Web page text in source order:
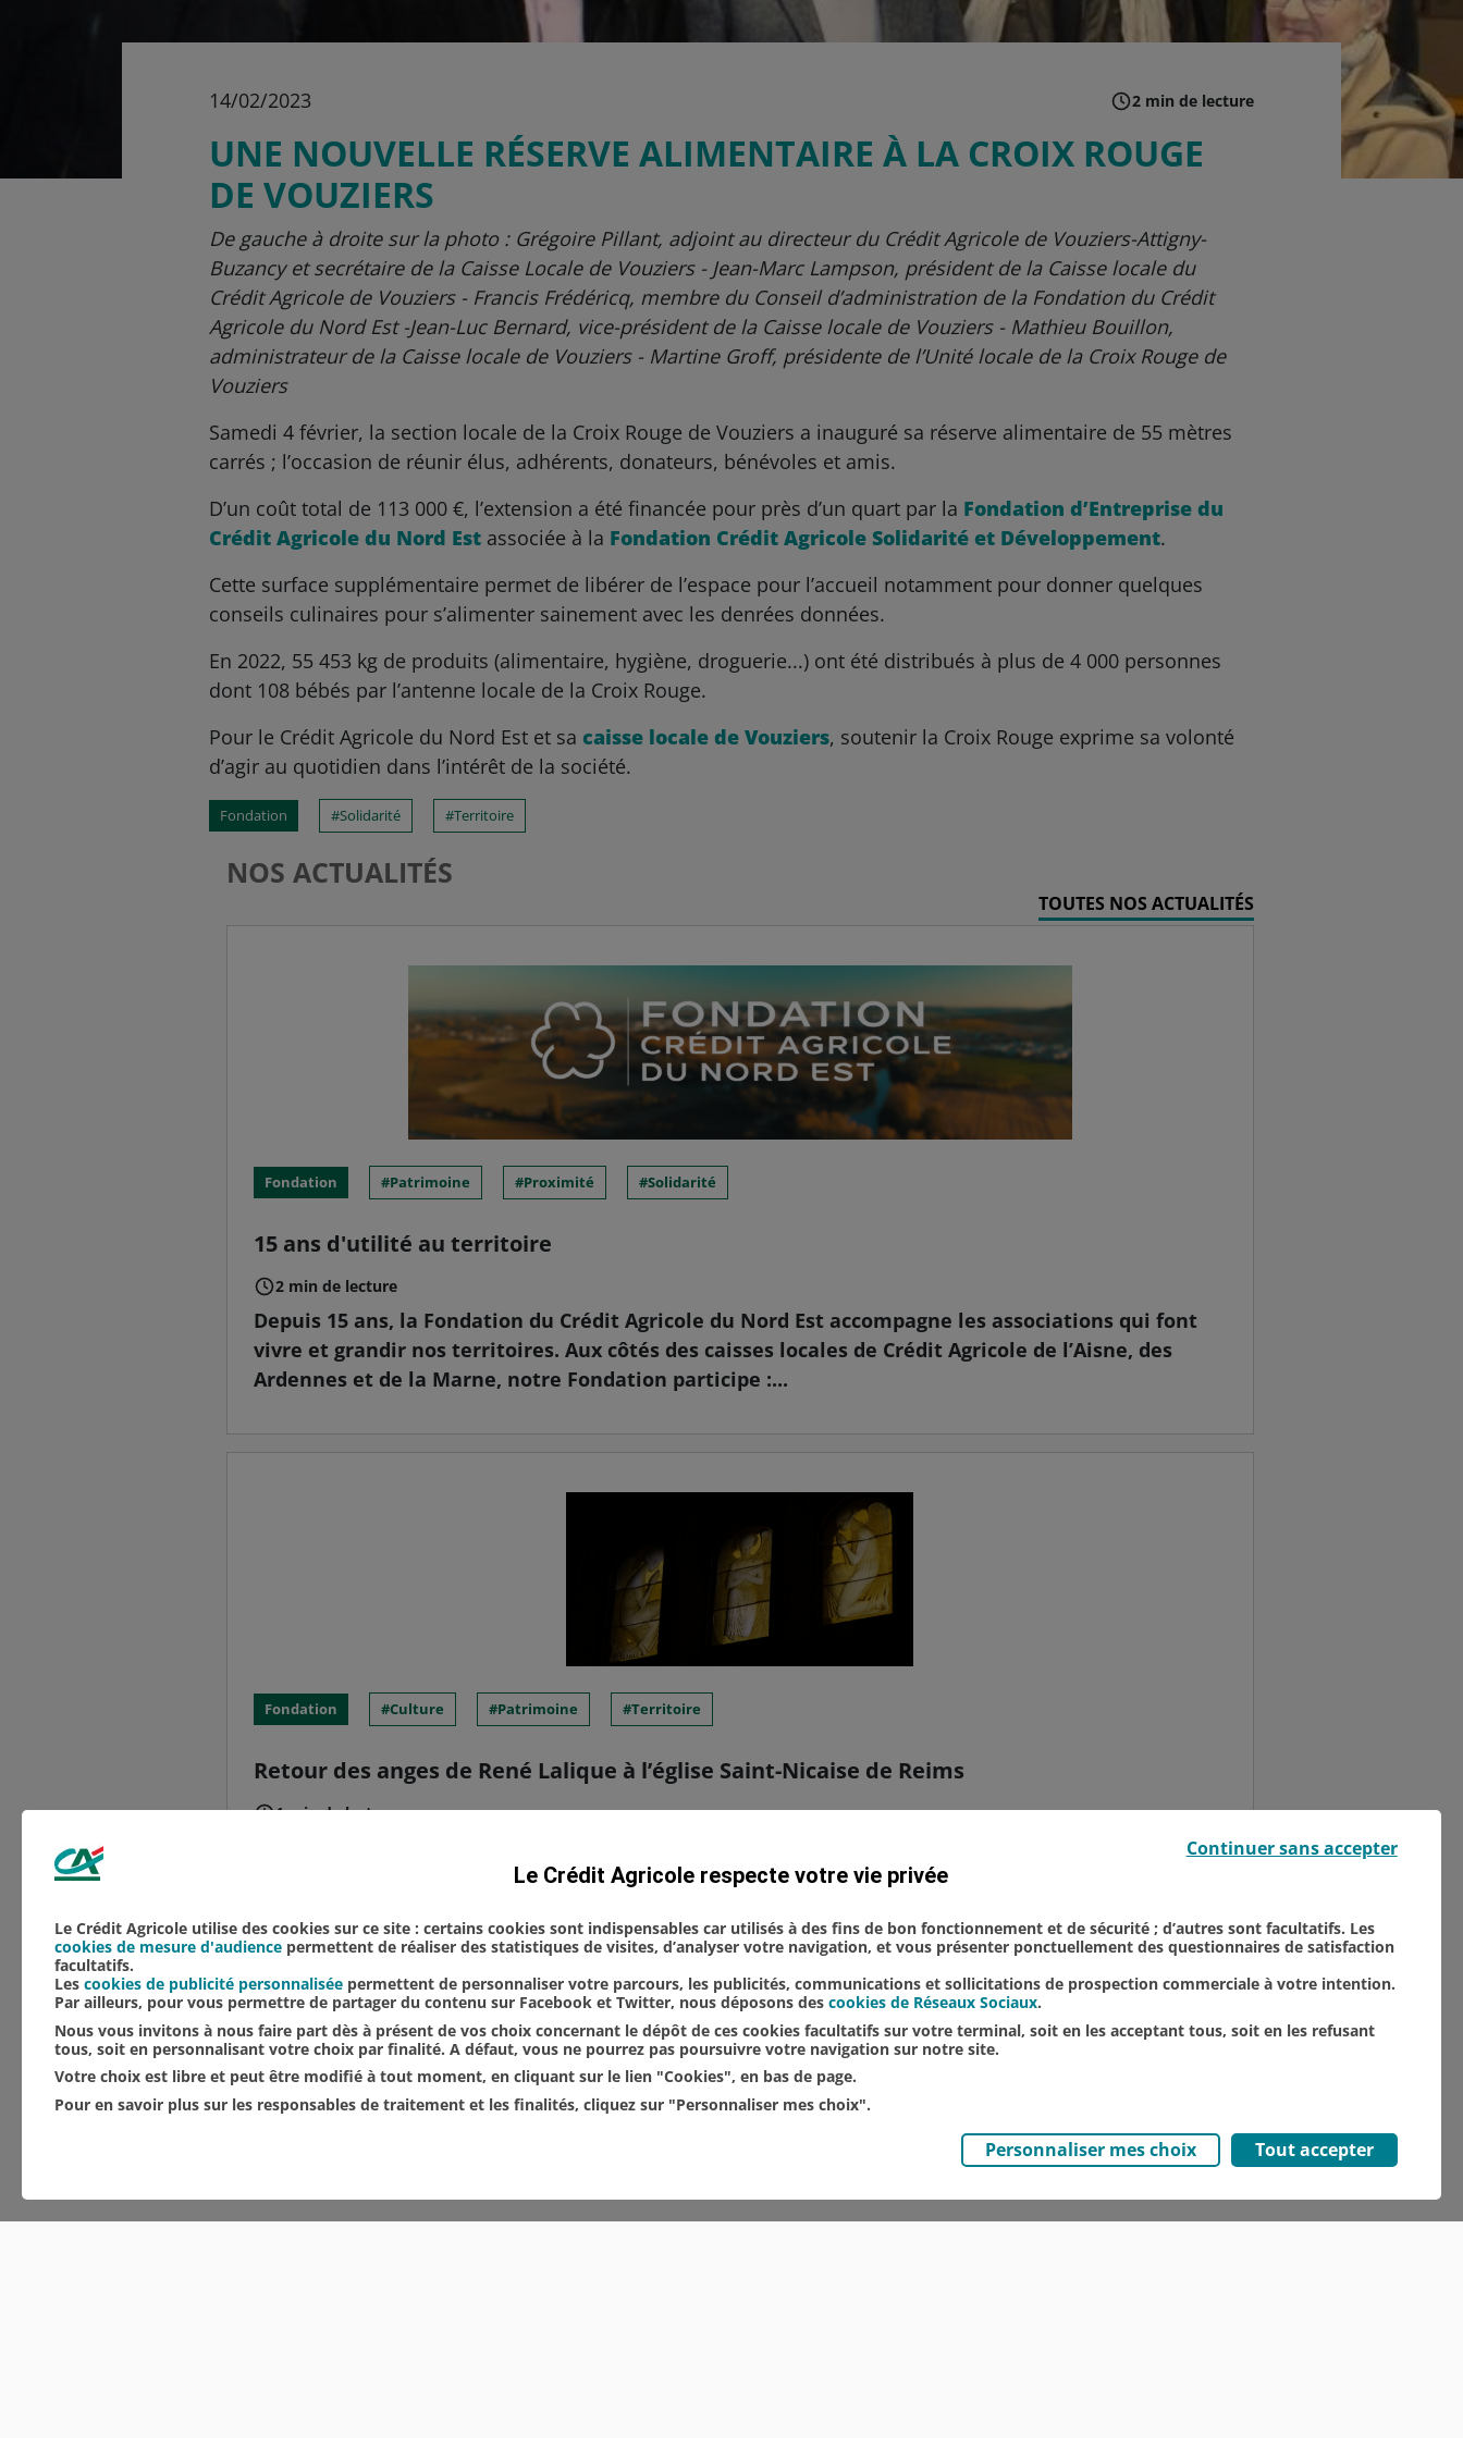
14/02/2023 2 min de lecture
UNE NOUVELLE RÉSERVE ALIMENTAIRE À LA CROIX ROUGE
DE VOUZIERS
De gauche à droite sur la photo : Grégoire Pillant, adjoint au directeur du Crédit Agricole de Vouziers-Attigny-
Buzancy et secrétaire de la Caisse Locale de Vouziers - Jean-Marc Lampson, président de la Caisse locale du
Crédit Agricole de Vouziers - Francis Frédéricq, membre du Conseil d’administration de la Fondation du Crédit
Agricole du Nord Est -Jean-Luc Bernard, vice-président de la Caisse locale de Vouziers - Mathieu Bouillon,
administrateur de la Caisse locale de Vouziers - Martine Groff, présidente de l’Unité locale de la Croix Rouge de
Vouziers
Samedi 4 février, la section locale de la Croix Rouge de Vouziers a inauguré sa réserve alimentaire de 55 mètres
carrés ; l’occasion de réunir élus, adhérents, donateurs, bénévoles et amis.
D’un coût total de 113 000 €, l’extension a été financée pour près d’un quart par la Fondation d’Entreprise du
Crédit Agricole du Nord Estassociée à la Fondation Crédit Agricole Solidarité et Développement.
Cette surface supplémentaire permet de libérer de l’espace pour l’accueil notamment pour donner quelques
conseils culinaires pour s’alimenter sainement avec les denrées données.
En 2022, 55 453 kg de produits (alimentaire, hygiène, droguerie...) ont été distribués à plus de 4 000 personnes
dont 108 bébés par l’antenne locale de la Croix Rouge.
Pour le Crédit Agricole du Nord Est et sa caisse locale de Vouziers, soutenir la Croix Rouge exprime sa volonté
d’agir au quotidien dans l’intérêt de la société.
Fondation Solidarité Territoire
NOS ACTUALITÉS
TOUTES NOS ACTUALITÉS
Fondation Patrimoine Proximité Solidarité
15 ans d'utilité au territoire
2 min de lecture
Depuis 15 ans, la Fondation du Crédit Agricole du Nord Est accompagne les associations qui font
vivre et grandir nos territoires. Aux côtés des caisses locales de Crédit Agricole de l’Aisne, des
Ardennes et de la Marne, notre Fondation participe :...
Fondation Culture Patrimoine Territoire
Retour des anges de René Lalique à l’église Saint-Nicaise de Reims
1 min de lecture
Grand mécène de la restauration des célèbres anges de René Lalique de l’Église Saint-Nicaise, le
Crédit Agricole du Nord Est était convié à la soirée événement organisée par l’association "Les
Le Crédit Agricole respecte votre vie privée
Le Crédit Agricole utilise des cookies sur ce site : certains cookies sont indispensables car utilisés à des fins de bon fonctionnement et de sécurité ; d’autres sont facultatifs. Les
cookies de mesure d'audience permettent de réaliser des statistiques de visites, d’analyser votre navigation, et vous présenter ponctuellement des questionnaires de satisfaction
facultatifs.
Les cookies de publicité personnalisée permettent de personnaliser votre parcours, les publicités, communications et sollicitations de prospection commerciale à votre intention.
Par ailleurs, pour vous permettre de partager du contenu sur Facebook et Twitter, nous déposons des cookies de Réseaux Sociaux.
Nous vous invitons à nous faire part dès à présent de vos choix concernant le dépôt de ces cookies facultatifs sur votre terminal, soit en les acceptant tous, soit en les refusant
tous, soit en personnalisant votre choix par finalité. A défaut, vous ne pourrez pas poursuivre votre navigation sur notre site.
Votre choix est libre et peut être modifié à tout moment, en cliquant sur le lien "Cookies", en bas de page.
Pour en savoir plus sur les responsables de traitement et les finalités, cliquez sur "Personnaliser mes choix".
Personnaliser mes choix Tout accepter
Continuer sans accepter